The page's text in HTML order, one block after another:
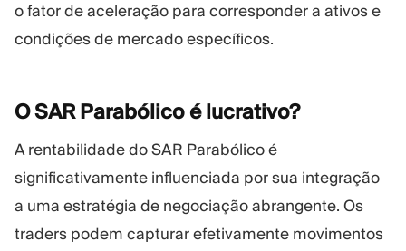
o fator de aceleração para corresponder a ativos e
condições de mercado específicos.
O SAR Parabólico élucrativo?
A rentabilidade do SAR Parabólico é
significativamente influenciada por sua integração
a uma estratégia de negociação abrangente. Os
traders podem capturar efetivamente movimentos